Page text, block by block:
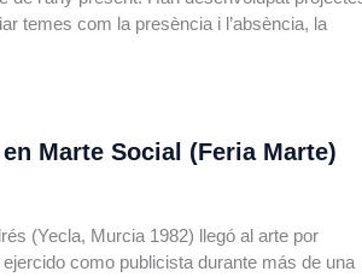
temes com la presència i l’absència, la
Marte Social (Feria Marte)
(Yecla, Murcia 1982) llegó al arte por
como publicista durante más de una